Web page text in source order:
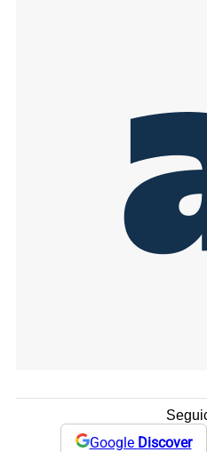
Google Discover